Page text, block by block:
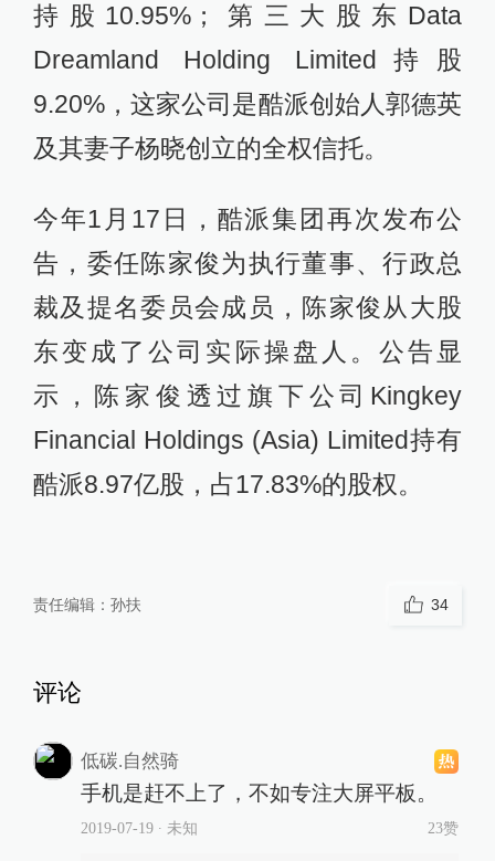
持股10.95%；第三大股东Data
Dreamland Holding Limited持股
9.20%，这家公司是酷派创始人郭德英
及其妻子杨晓创立的全权信托。
今年1月17日，酷派集团再次发布公
告，委任陈家俊为执行董事、行政总
裁及提名委员会成员，陈家俊从大股
东变成了公司实际操盘人。公告显
示，陈家俊透过旗下公司Kingkey
Financial Holdings (Asia) Limited持有
酷派8.97亿股，占17.83%的股权。
责任编辑： 孙扶 34
评论
低碳.自然骑
手机是赶不上了，不如专注大屏平板。
2019-07-19∙ 未知 23赞